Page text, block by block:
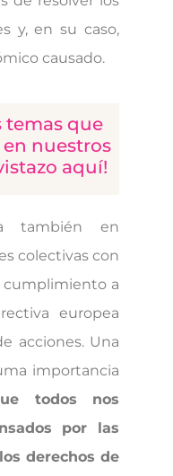
y, en su caso,
causado.
temas que
nuestros
aquí!
también en
colectivas con
cumplimiento a
europea
acciones. Una
importancia
todos nos
por las
derechos de